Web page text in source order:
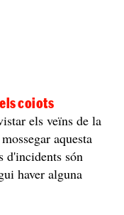
coiots
els veïns de la
aquesta
d'incidents són
haver alguna